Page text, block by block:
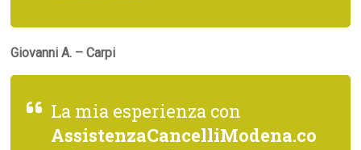
Giovanni A. – Carpi
La mia esperienza con
AssistenzaCancelliModena.co